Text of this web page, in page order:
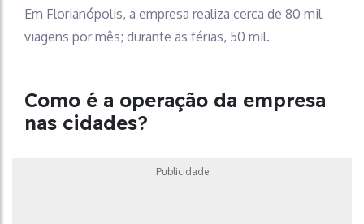
Em Florianópolis, a empresa realiza cerca de 80 mil
viagens por mês; durante as férias, 50 mil.
Como é a operação da empresa
nas cidades?
Publicidade